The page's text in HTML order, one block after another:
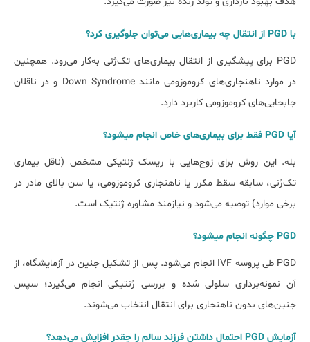
با PGD از انتقال چه بیماری‌هایی می‌توان جلوگیری کرد؟
PGD برای پیشگیری از انتقال بیماری‌های تک‌ژنی به‌کار می‌رود. همچنین
در موارد ناهنجاری‌های کروموزومی مانند Down Syndrome و در ناقلان
جابجایی‌های کروموزومی کاربرد دارد.
آیا PGD فقط برای بیماری‌های خاص انجام می‎شود؟
بله. این روش برای زوج‌هایی با ریسک ژنتیکی مشخص (ناقل بیماری
تک‌ژنی، سابقه سقط مکرر یا ناهنجاری کروموزومی، یا سن بالای مادر در
برخی موارد) توصیه می‌شود و نیازمند مشاوره ژنتیک است.
PGD چگونه انجام می‎شود؟
PGD طی پروسه IVF انجام می‌شود. پس از تشکیل جنین در آزمایشگاه، از
آن نمونه‌برداری سلولی شده و بررسی ژنتیکی انجام می‌گیرد؛ سپس
جنین‌های بدون ناهنجاری برای انتقال انتخاب می‌شوند.
آزمایش PGD احتمال داشتن فرزند سالم را چقدر افزایش می‌دهد؟